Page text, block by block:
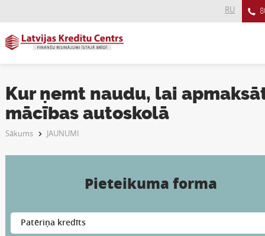
RU
Kur ņemt naudu, lai
mācības autoskolā
Sākums JAUNUMI
Pieteikuma forma